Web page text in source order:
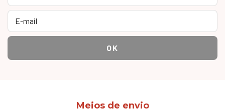
Meios de envio